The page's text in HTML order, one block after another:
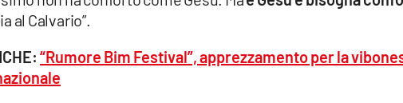
al Calvario”.
“Rumore Bim Festival”, apprezzamento per la